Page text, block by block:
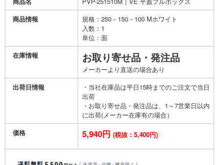
商品情報
規格：250－150－100 Mホワイト
入数：1
単位：面
在庫情報
お取り寄せ品・発注品
メーカーより直送の場合あり
出荷日情報
・当社在庫品は平日15時までのご注文で当日
出荷
・お取り寄せ品・発注品は、1～7営業日以内
に出荷(メーカー在庫有の場合）
価格
5,940円 (税抜：5,400円)